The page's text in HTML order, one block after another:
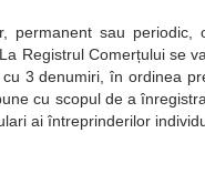
permanent sau periodic,
Registrul Comerțului se
3 denumiri, în ordinea
cu scopul de a
ai întreprinderilor